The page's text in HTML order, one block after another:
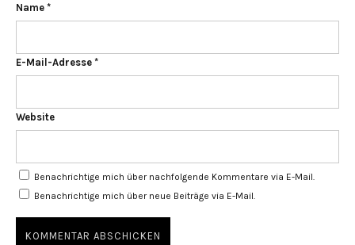
Name *
E-Mail-Adresse *
Website
Benachrichtige mich über nachfolgende Kommentare via E-Mail.
Benachrichtige mich über neue Beiträge via E-Mail.